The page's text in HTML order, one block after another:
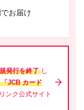
お届け
発行を終了 し
「JCB カード
ンク公式サイト